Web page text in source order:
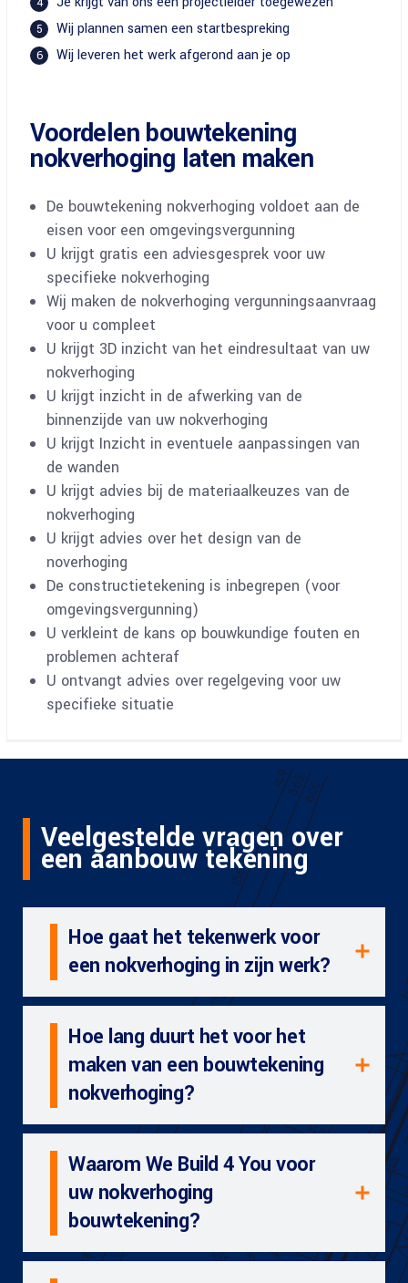
5 Wij plannen samen een startbespreking
6 Wij leveren het werk afgerond aan je op
Voordelen bouwtekening
nokverhoging laten maken
De bouwtekening nokverhoging voldoet aan de
eisen voor een omgevingsvergunning
U krijgt gratis een adviesgesprek voor uw
specifieke nokverhoging
Wij maken de nokverhoging vergunningsaanvraag
voor u compleet
U krijgt 3D inzicht van het eindresultaat van uw
nokverhoging
U krijgt inzicht in de afwerking van de
binnenzijde van uw nokverhoging
U krijgt Inzicht in eventuele aanpassingen van
de wanden
U krijgt advies bij de materiaalkeuzes van de
nokverhoging
U krijgt advies over het design van de
noverhoging
De constructietekening is inbegrepen (voor
omgevingsvergunning)
U verkleint de kans op bouwkundige fouten en
problemen achteraf
U ontvangt advies over regelgeving voor uw
specifieke situatie
Veelgestelde vragen over
een aanbouw tekening
Hoe gaat het tekenwerk voor
een nokverhoging in zijn werk?
Hoe lang duurt het voor het
maken van een bouwtekening
nokverhoging?
Waarom We Build 4 You voor
uw nokverhoging
bouwtekening?